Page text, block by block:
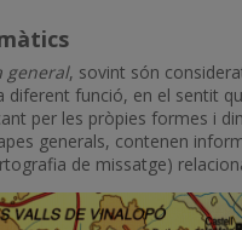
general, sovint són
diferent funció, en el sentit
per les pròpies formes i
generals, contenen
de missatge)